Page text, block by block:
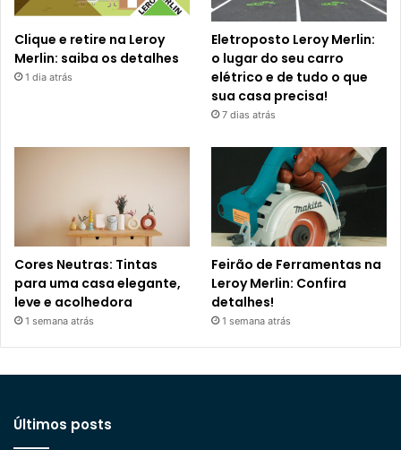
Clique e retire na Leroy
Merlin: saiba os detalhes
1 dia atrás
Eletroposto Leroy Merlin:
o lugar do seu carro
elétrico e de tudo o que
sua casa precisa!
7 dias atrás
Cores Neutras: Tintas
para uma casa elegante,
leve e acolhedora
1 semana atrás
Feirão de Ferramentas na
Leroy Merlin: Confira
detalhes!
1 semana atrás
Últimos posts